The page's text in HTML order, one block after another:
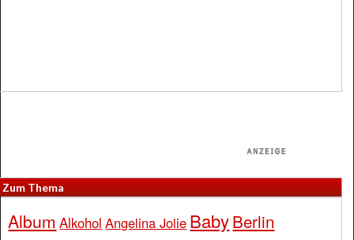
Zum Thema
Album Alkohol Angelina Jolie BabyBerlin